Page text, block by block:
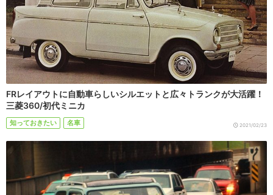
FRレイアウトに自動車らしいシルエットと広々トランクが大活躍！
三菱360/初代ミニカ
知っておきたい 名車 2021/02/23